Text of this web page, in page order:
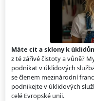
Máte cit a sklony k
z té zářivé čistoty a vůně?
podnikat v úklidových
se členem mezinárodní
podnikejte v úklidových
celé Evropské unii.